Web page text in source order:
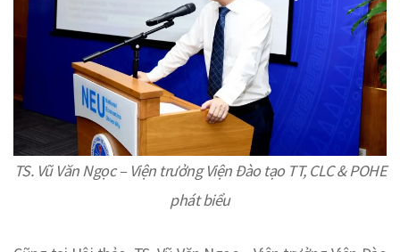
TS. Vũ Văn Ngọc – Viện trưởng Viện Đào tạo TT, CLC & POHE
phát biểu